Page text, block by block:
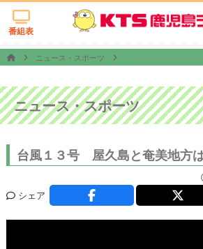
番組表
ニュース・スポーツ
ニュース・スポーツ
台風１３号 屋久島と奄美地方
シェア